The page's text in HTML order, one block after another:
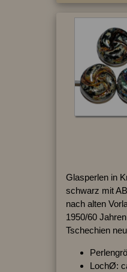
Glasperlen in
schwarz mit
nach alten
1950/60
Tschechien
LochØ: